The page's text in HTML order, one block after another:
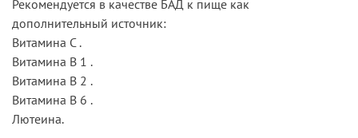
Рекомендуется в качестве БАД к пище как
дополнительный источник:
Витамина С .
Витамина В 1 .
Витамина В 2 .
Витамина В 6 .
Лютеина.